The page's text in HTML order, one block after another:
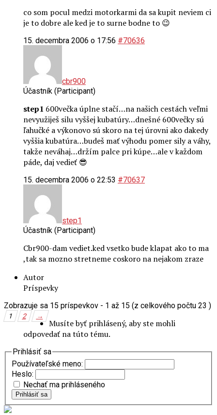
co som pocul medzi motorkarmi da sa kupit neviem ci
je to dobre ale ked je to surne bodne to 😉
15. decembra 2006 o 17:56 #70636
cbr900
Účastník (Participant)
step1 600večka úplne stačí…na našich cestách veľmi
nevyužiješ silu vyššej kubatúry…dnešné 600večky sú
ľahučké a výkonovo sú skoro na tej úrovni ako dakedy
vyššia kubatúra…budeš mať výhodu pomer sily a váhy,
takže neváhaj…držím palce pri kúpe…ale v každom
páde, daj vedieť 😎
15. decembra 2006 o 22:53 #70637
step1
Účastník (Participant)
Cbr900-dam vediet.ked vsetko bude klapat ako to ma
,tak sa mozno stretneme coskoro na nejakom zraze
Autor
Príspevky
Zobrazuje sa 15 príspevkov - 1 až 15 (z celkového počtu 23 )
1 2 →
Musíte byť prihlásený, aby ste mohli
odpovedať na túto tému.
Prihlásiť sa
Používateľské meno:
Heslo:
Nechať ma prihláseného
Prihlásiť sa